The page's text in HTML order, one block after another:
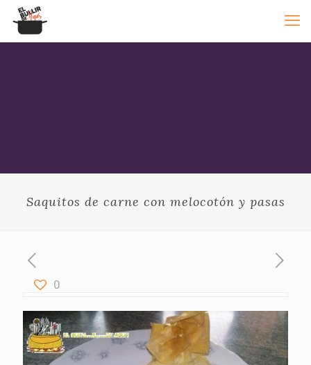
Saquitos de carne con melocotón y pasas
0